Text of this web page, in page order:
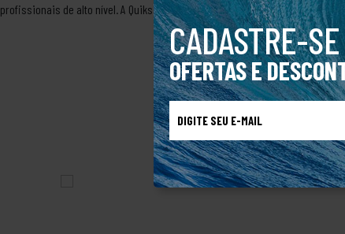
CADASTRE-
OFERTAS E
profissionais de alto nível. A Quiksilver nasceu no mar, mas hoje também é
TALVEZ